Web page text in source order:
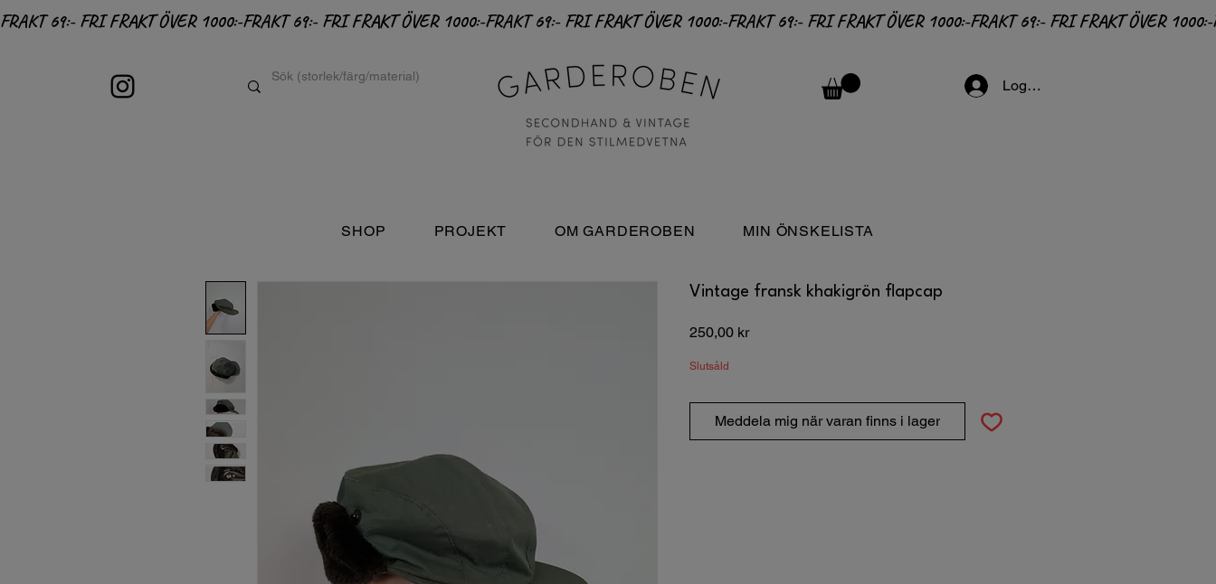
FRAKT 69:- FRI FRAKT ÖVER 1000:-
Logga in
SHOP PROJEKT OM GARDEROBEN MIN ÖNSKELISTA
Vintage fransk khakigrön flapcap
250,00 krPris
Slutsåld
Meddela mig när varan finns i lager